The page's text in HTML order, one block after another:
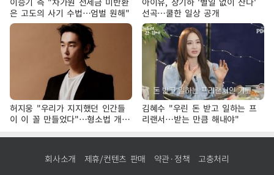
은 고도의 사기 수법…엄벌 원해"
선곡…쿨한 일상 공개
허지웅 "우리가 지지했던 인간들
이 이 꼴 만들었다"…형소법 개정
에 격한 반응
김혜수 "우린 돈 받고 일하는 프
리랜서…받는 만큼 해내야"
회사소개 제휴/컨텐츠 판매 약관·정책 고충처리